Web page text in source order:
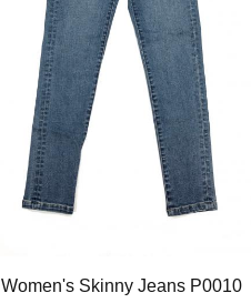
Women's Skinny Jeans P0010